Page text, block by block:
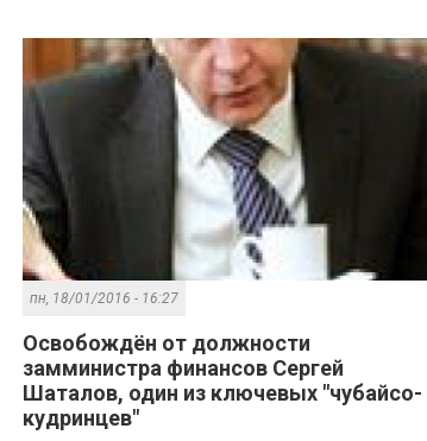
пн, 18/01/2016 - 16:27
Освобождён от должности
замминистра финансов Сергей
Шаталов, один из ключевых "чубайсо-
кудринцев"